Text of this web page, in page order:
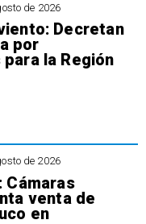
de 2026
Decretan
por
la Región
de 2026
Cámaras
venta de
en